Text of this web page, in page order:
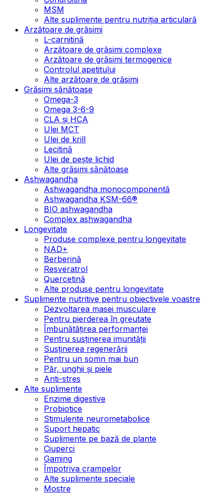
MSM
Alte suplimente pentru nutriția articulară
Arzătoare de grăsimi
L-carnitină
Arzătoare de grăsimi complexe
Arzătoare de grăsimi termogenice
Controlul apetitului
Alte arzătoare de grăsimi
Grăsimi sănătoase
Omega-3
Omega 3-6-9
CLA şi HCA
Ulei MCT
Ulei de krill
Lecitină
Ulei de pește lichid
Alte grăsimi sănătoase
Ashwagandha
Ashwagandha monocomponentă
Ashwagandha KSM-66®
BIO ashwagandha
Complex ashwagandha
Longevitate
Produse complexe pentru longevitate
NAD+
Berberină
Resveratrol
Quercetină
Alte produse pentru longevitate
Suplimente nutritive pentru obiectivele voastre
Dezvoltarea masei musculare
Pentru pierderea în greutate
Îmbunătățirea performanței
Pentru susținerea imunității
Susținerea regenerării
Pentru un somn mai bun
Păr, unghii și piele
Anti-stres
Alte suplimente
Enzime digestive
Probiotice
Stimulente neurometabolice
Suport hepatic
Suplimente pe bază de plante
Ciuperci
Gaming
Împotriva crampelor
Alte suplimente speciale
Mostre